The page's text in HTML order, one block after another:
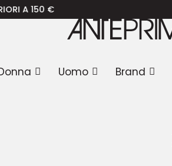
€
Uomo Brand
Borsa a mano